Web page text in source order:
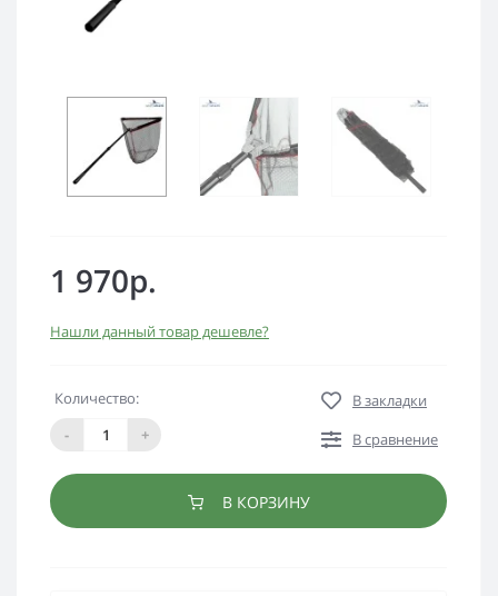
1 970р.
Нашли данный товар дешевле?
Количество:
-
+
В закладки
В сравнение
В КОРЗИНУ